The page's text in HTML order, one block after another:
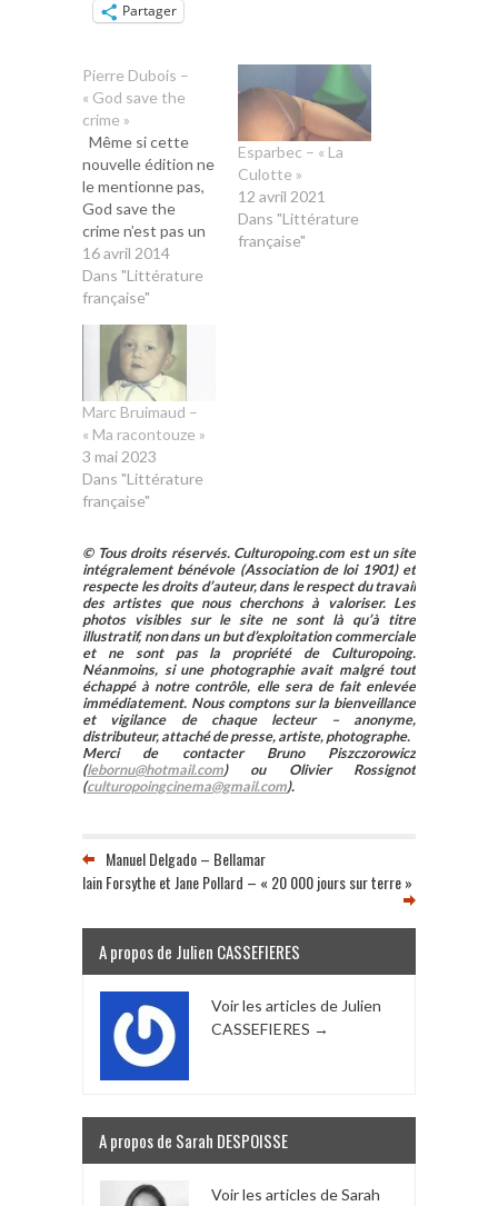
Partager
Pierre Dubois –
« God save the
crime »
Même si cette
nouvelle édition ne
le mentionne pas,
God save the
crime n’est pas un
inédit de Pierre
Dubois puisque le
roman date de
publié sous l’égide
des mythiques
éditions La
Brigandine. Il faut
dire que cette
collection, relevant
de la « littérature
de gare » avec…
16 avril 2014
Dans "Littérature
française"
Esparbec – « La
Culotte »
12 avril 2021
Dans "Littérature
française"
Marc Bruimaud –
« Ma racontouze »
3 mai 2023
Dans "Littérature
française"
© Tous droits réservés. Culturopoing.com est un site
intégralement bénévole (Association de loi 1901) et
respecte les droits d’auteur, dans le respect du travail
des artistes que nous cherchons à valoriser. Les
photos visibles sur le site ne sont là qu’à titre
illustratif, non dans un but d’exploitation commerciale
et ne sont pas la propriété de Culturopoing.
Néanmoins, si une photographie avait malgré tout
échappé à notre contrôle, elle sera de fait enlevée
immédiatement. Nous comptons sur la bienveillance
et vigilance de chaque lecteur – anonyme,
distributeur, attaché de presse, artiste, photographe.
Merci de contacter Bruno Piszczorowicz
(lebornu@hotmail.com) ou Olivier Rossignot
(culturopoingcinema@gmail.com).
Manuel Delgado – Bellamar
Iain Forsythe et Jane Pollard – « 20 000 jours sur terre »
A propos de Julien CASSEFIERES
Voir les articles de Julien
CASSEFIERES →
A propos de Sarah DESPOISSE
Voir les articles de Sarah